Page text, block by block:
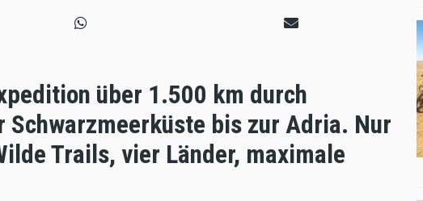
über 1.500 km durch
Schwarzmeer­küste bis zur Adria. Nur
Trails, vier Länder, maximale